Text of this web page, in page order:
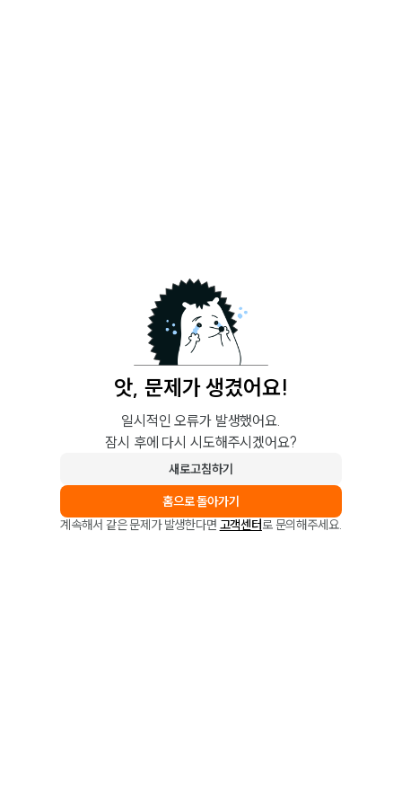
앗, 문제가 생겼어요!
일시적인 오류가 발생했어요.
잠시 후에 다시 시도해주시겠어요?
새로고침하기
홈으로 돌아가기
계속해서 같은 문제가 발생한다면 고객센터로 문의해주세요.